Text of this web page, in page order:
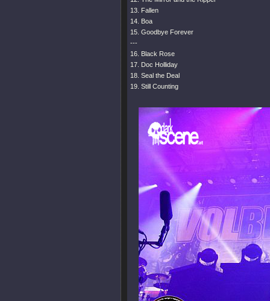
13. Fallen
14. Boa
15. Goodbye Forever
---
16. Black Rose
17. Doc Holliday
18. Seal the Deal
19. Still Counting